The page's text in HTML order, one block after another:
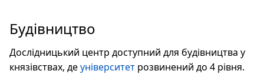
Будівництво
Дослідницький центр доступний для будівництва у
князівствах, деуніверситет розвинений до 4 рівня.